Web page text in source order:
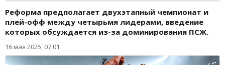
Реформа предполагает двухэтапный чемпионат и
плей-офф между четырьмя лидерами, введение
которых обсуждается из-за доминирования ПСЖ.
16 мая 2025, 07:01